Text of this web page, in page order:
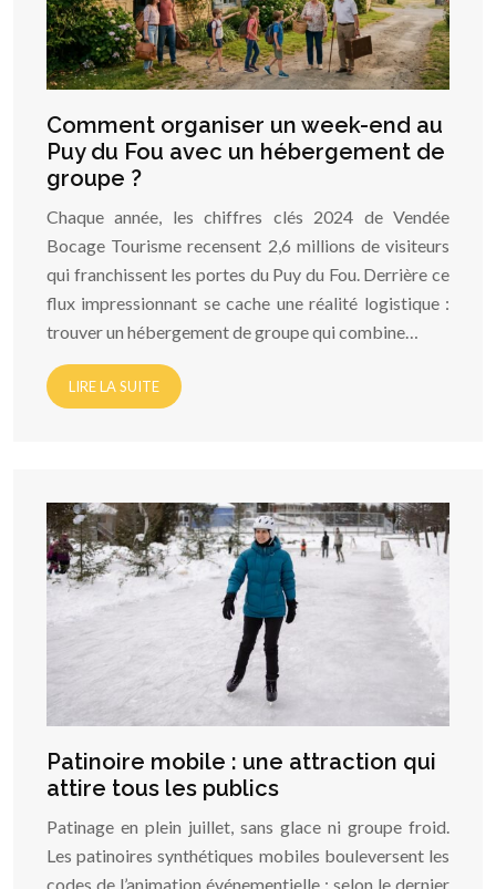
Comment organiser un week-end au
Puy du Fou avec un hébergement de
groupe ?
Chaque année, les chiffres clés 2024 de Vendée
Bocage Tourisme recensent 2,6 millions de visiteurs
qui franchissent les portes du Puy du Fou. Derrière ce
flux impressionnant se cache une réalité logistique :
trouver un hébergement de groupe qui combine…
LIRE LA SUITE
Patinoire mobile : une attraction qui
attire tous les publics
Patinage en plein juillet, sans glace ni groupe froid.
Les patinoires synthétiques mobiles bouleversent les
codes de l’animation événementielle : selon le dernier